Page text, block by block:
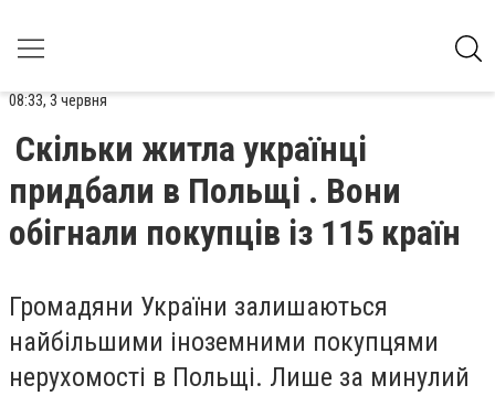
08:33, 3 червня
Скільки житла українці
придбали в Польщі . Вони
обігнали покупців із 115 країн
Громадяни України залишаються
найбільшими іноземними покупцями
нерухомості в Польщі. Лише за минулий